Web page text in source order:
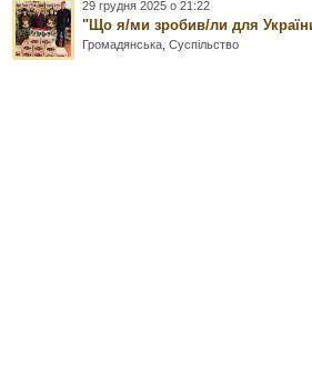
29 грудня 2025 о 21:22
"Що я/ми зробив/ли для
Громадянська ,Суспільство